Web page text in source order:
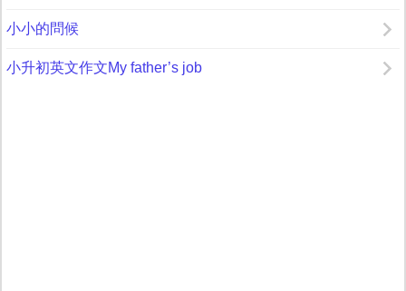
小小的問候
小升初英文作文My father’s job